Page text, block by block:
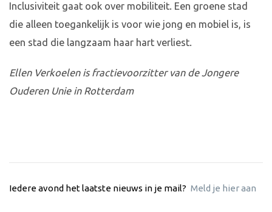
Inclusiviteit gaat ook over mobiliteit. Een groene stad
die alleen toegankelijk is voor wie jong en mobiel is, is
een stad die langzaam haar hart verliest.
Ellen Verkoelen is fractievoorzitter van de Jongere
Ouderen Unie in Rotterdam
Iedere avond het laatste nieuws in je mail? Meld je hier aan